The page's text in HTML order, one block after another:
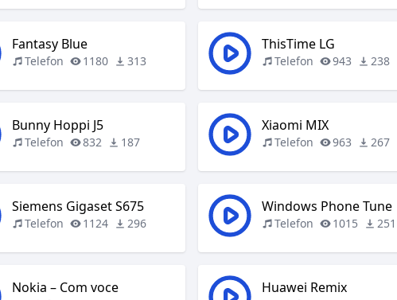
Fantasy Blue
Telefon 1180 313
ThisTime LG
Telefon 943 238
Bunny Hoppi J5
Telefon 832 187
Xiaomi MIX
Telefon 963 267
Siemens Gigaset S675
Telefon 1124 296
Windows Phone Tune
Telefon 1015 251
Nokia – Com voce Huawei Remix